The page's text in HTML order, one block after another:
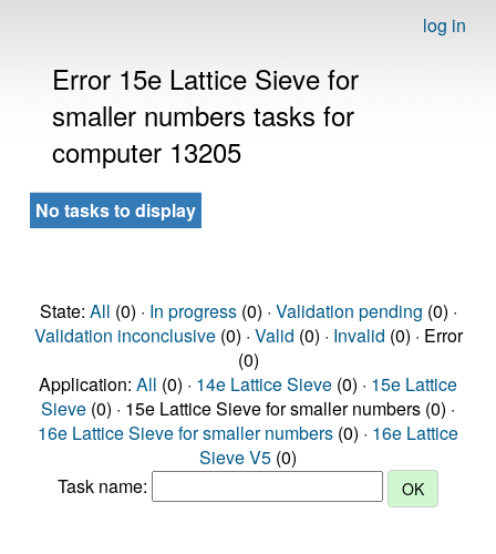
log in
Error 15e Lattice Sieve for
smaller numbers tasks for
computer 13205
No tasks to display
State: All (0) · In progress(0) · Validation pending (0) ·
Validation inconclusive(0) · Valid (0) · Invalid (0) · Error
(0)
Application: All (0) · 14e Lattice Sieve (0) · 15e Lattice
Sieve (0) · 15e Lattice Sieve for smaller numbers (0) ·
16e Lattice Sieve for smaller numbers (0) · 16e Lattice
Sieve V5 (0)
Task name: